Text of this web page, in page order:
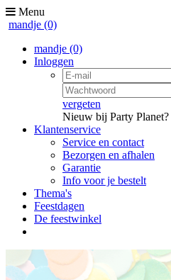
Menu
mandje (0)
mandje (0)
Inloggen
vergeten
Nieuw bij Party Planet?
Klantenservice
Service en contact
Bezorgen en afhalen
Garantie
Info voor je bestelt
Thema's
Feestdagen
De feestwinkel